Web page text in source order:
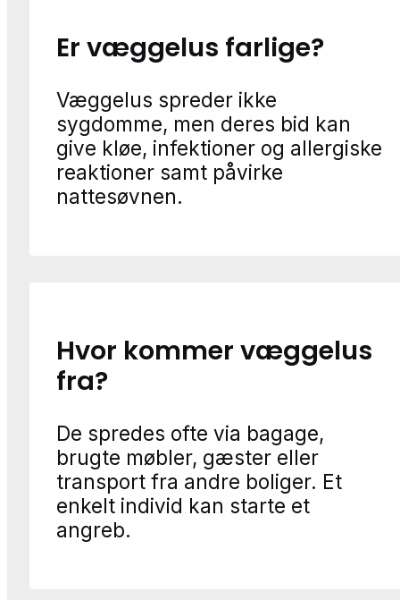
Er væggelus farlige?
Væggelus spreder ikke
sygdomme, men deres bid kan
give kløe, infektioner og allergiske
reaktioner samt påvirke
nattesøvnen.
Hvor kommer væggelus
fra?
De spredes ofte via bagage,
brugte møbler, gæster eller
transport fra andre boliger. Et
enkelt individ kan starte et
angreb.